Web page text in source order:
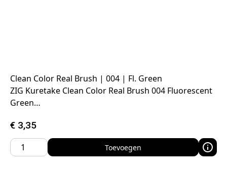
Clean Color Real Brush | 004 | Fl. Green
ZIG Kuretake Clean Color Real Brush 004 Fluorescent
Green…
€ 3,35
Toevoegen